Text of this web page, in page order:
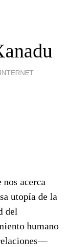
INTERNET
nos acerca
utopía de la
del
humano